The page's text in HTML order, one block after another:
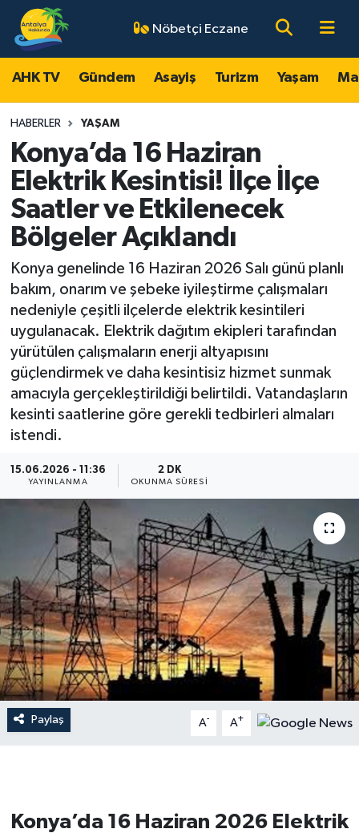
Nöbetçi Eczane
AHK TV Gündem Asayiş Turizm Yaşam
HABERLER YAŞAM
Konya’da 16 Haziran
Elektrik Kesintisi! İlçe İlçe
Saatler ve Etkilenecek
Bölgeler Açıklandı
Konya genelinde 16 Haziran 2026 Salı günü planlı
bakım, onarım ve şebeke iyileştirme çalışmaları
nedeniyle çeşitli ilçelerde elektrik kesintileri
uygulanacak. Elektrik dağıtım ekipleri tarafından
yürütülen çalışmaların enerji altyapısını
güçlendirmek ve daha kesintisiz hizmet sunmak
amacıyla gerçekleştirildiği belirtildi. Vatandaşların
kesinti saatlerine göre gerekli tedbirleri almaları
istendi.
15.06.2026 - 11:36
YAYINLANMA
2 DK
OKUNMA SÜRESI
Paylaş A- A+
Konya’da 16 Haziran 2026 Elektrik
AHK TV
Gündem
Turizm
Yaşam
Magazin
Ekonomi
Spor
Dünya
Resmi Reklamlar
Antalya Nöbetçi Eczaneler
Antalya Hava Durumu
Antalya Namaz Vakitleri
Antalya Trafik Yoğunluk Haritası
Süper Lig Puan Durumu ve Fikstür
Tüm Manşetler
Son Dakika Haberleri
Haber Arşivi